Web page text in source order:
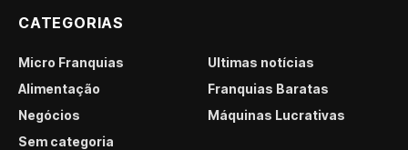
CATEGORIAS
Micro Franquias
Últimas notícias
Alimentação
Franquias Baratas
Negócios
Máquinas Lucrativas
Sem categoria